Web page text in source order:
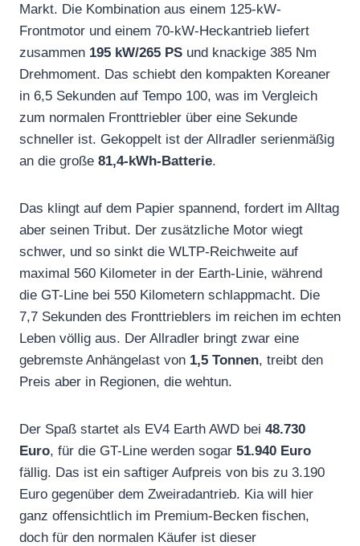
Markt. Die Kombination aus einem 125-kW-
Frontmotor und einem 70-kW-Heckantrieb liefert
zusammen 195 kW/265 PS und knackige 385 Nm
Drehmoment. Das schiebt den kompakten Koreaner
in 6,5 Sekunden auf Tempo 100, was im Vergleich
zum normalen Fronttriebler über eine Sekunde
schneller ist. Gekoppelt ist der Allradler serienmäßig
an die große 81,4-kWh-Batterie.
Das klingt auf dem Papier spannend, fordert im Alltag
aber seinen Tribut. Der zusätzliche Motor wiegt
schwer, und so sinkt die WLTP-Reichweite auf
maximal 560 Kilometer in der Earth-Linie, während
die GT-Line bei 550 Kilometern schlappmacht. Die
7,7 Sekunden des Fronttrieblers im reichen im echten
Leben völlig aus. Der Allradler bringt zwar eine
gebremste Anhängelast von 1,5 Tonnen, treibt den
Preis aber in Regionen, die wehtun.
Der Spaß startet als EV4 Earth AWD bei 48.730
Euro, für die GT-Line werden sogar 51.940 Euro
fällig. Das ist ein saftiger Aufpreis von bis zu 3.190
Euro gegenüber dem Zweiradantrieb. Kia will hier
ganz offensichtlich im Premium-Becken fischen,
doch für den normalen Käufer ist dieser